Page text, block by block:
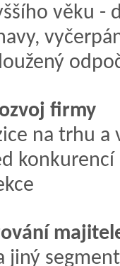
věku -
firmy
na trhu
konkurencí
jiný